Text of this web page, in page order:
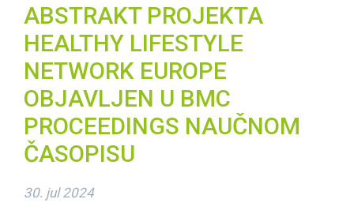
ABSTRAKT PROJEKTA
HEALTHY LIFESTYLE
NETWORK EUROPE
OBJAVLJEN U BMC
PROCEEDINGS NAUČNOM
ČASOPISU
30. jul 2024